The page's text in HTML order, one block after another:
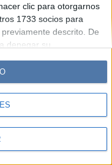
clic para otorgarnos
1733 socios para
descrito. De
denegar su
su consentimiento.
de sus datos
pero usted
Sus
en cualquier